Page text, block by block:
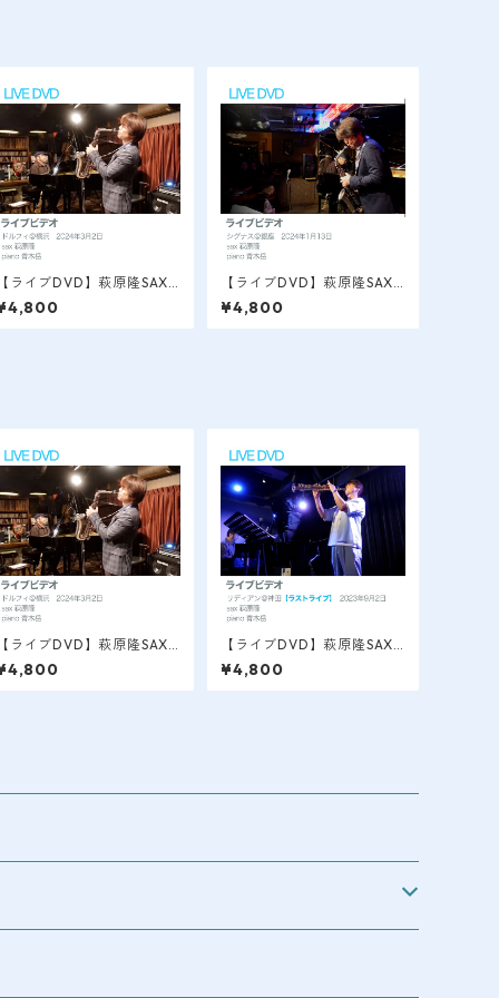
ライブDVD】萩原隆SAX L
VIDEO / 横浜＠ドルフ
2024.3
【ライブDVD】萩原隆SAX L
IVE VIDEO / 銀座＠シグナ
ス 2024.1
¥4,800
ライブDVD】萩原隆SAX L
VIDEO / 横浜＠ドルフ
2024.3
【ライブDVD】萩原隆SAX L
IVE VIDEO / 今はなき神田
リディアン・ラストライブ 2
¥4,800